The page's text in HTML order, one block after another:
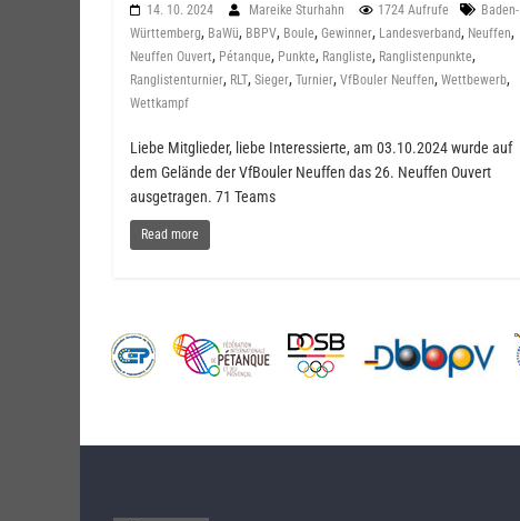
14. 10. 2024 Mareike Sturhahn 1724 Aufrufe
Baden-
Württemberg, BaWü, BBPV, Boule, Gewinner, Landesverband, Neuffen,
Neuffen Ouvert, Pétanque, Punkte, Rangliste, Ranglistenpunkte,
Ranglistenturnier, RLT, Sieger, Turnier, VfBouler Neuffen, Wettbewerb,
Wettkampf
Liebe Mitglieder, liebe Interessierte, am 03.10.2024 wurde auf
dem Gelände der VfBouler Neuffen das 26. Neuffen Ouvert
ausgetragen. 71 Teams
Read more